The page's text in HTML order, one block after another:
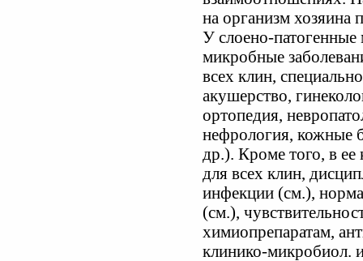
на организм хозяина
У слоено-
микробные
всех клин,
акушерство,
ортопедия,
нефрология, кожные
др.). Кроме того, в
для всех клин,
инфекции (см.),
(см.),
химиопрепаратам,
клинико-микробиол.